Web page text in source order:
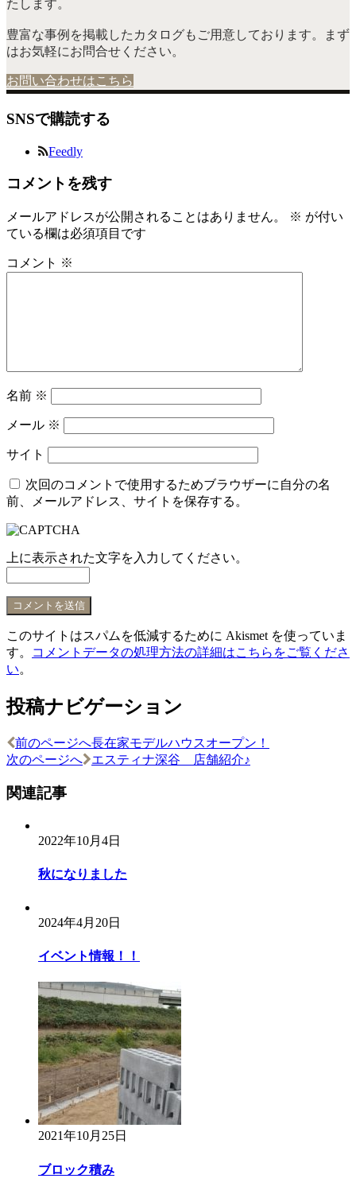
たします。
豊富な事例を掲載したカタログもご用意しております。まず
はお気軽にお問合せください。
お問い合わせはこちら
SNSで購読する
Feedly
コメントを残す
メールアドレスが公開されることはありません。 ※ が付い
ている欄は必須項目です
コメント ※
名前 ※
メール ※
サイト
次回のコメントで使用するためブラウザーに自分の名
前、メールアドレス、サイトを保存する。
上に表示された文字を入力してください。
このサイトはスパムを低減するために Akismet を使っていま
す。
コメントデータの処理方法の詳細はこちらをご覧くださ
い。
投稿ナビゲーション
前のページへ長在家モデルハウスオープン！
次のページへ
エスティナ深谷 店舗紹介♪
関連記事
2022年10月4日
秋になりました
2024年4月20日
イベント情報！！
2021年10月25日
ブロック積み